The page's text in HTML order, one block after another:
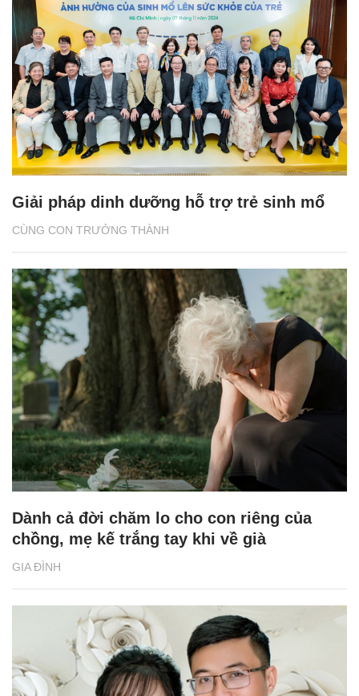
CÙNG CON TRƯỞNG THÀNH
Giải pháp dinh dưỡng hỗ trợ trẻ sinh mổ
GIA ĐÌNH
Dành cả đời chăm lo cho con riêng của
chồng, mẹ kế trắng tay khi về già